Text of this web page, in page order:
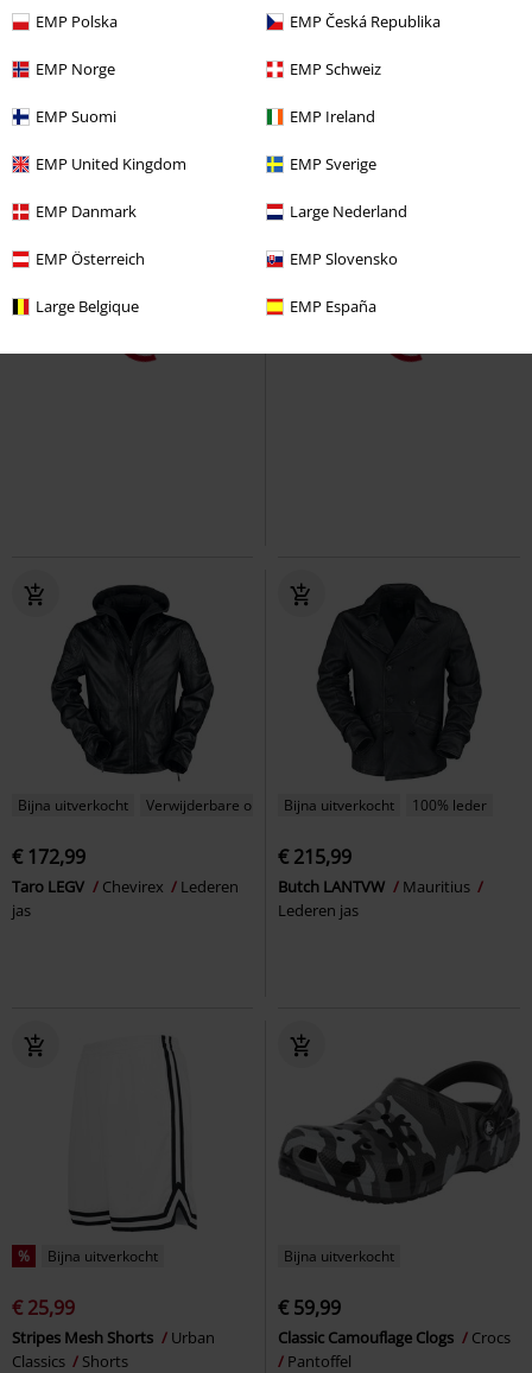
EMP Polska EMP Česká Republika
EMP Norge EMP Schweiz
EMP Suomi EMP Ireland
EMP United Kingdom EMP Sverige
EMP Danmark Large Nederland
EMP Österreich EMP Slovensko
Large Belgique EMP España
jas
Bijna uitverkocht
Exclusief
% Bijna uitverkocht
Bijna uitverkocht Verwijderbare onderdelen
€ 172,99
Taro LEGV Chevirex
Lederen
jas
Bijna uitverkocht 100% leder
€ 215,99
Butch LANTVW
Mauritius
Lederen jas
% Bijna uitverkocht
€ 25,99
Stripes Mesh Shorts
Urban
Classics
Shorts
Bijna uitverkocht
€ 59,99
Classic Camouflage Clogs
Crocs
Pantoffel